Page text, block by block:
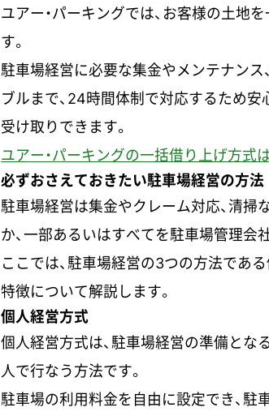
ユアー・パーキングでは、お客様の土地
す。
駐車場経営に必要な集金やメンテナンス
ブルまで、24時間体制で対応するため
受け取りできます。
ユアー・パーキングの一括借り上げ方式
必ずおさえておきたい駐車場経営の方法
駐車場経営は集金やクレーム対応、清掃
か、一部あるいはすべてを駐車場管理会
ここでは、駐車場経営の3つの方法であ
特徴について解説します。
個人経営方式
個人経営方式は、駐車場経営の準備とな
人で行なう方法です。
駐車場の利用料金を自由に設定でき、駐